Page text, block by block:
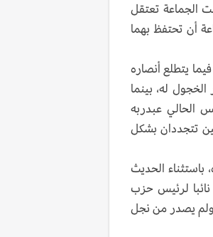
الجماعة تعتقل
أن تحتفظ بهما
يتطلع أنصاره
له، بينما
الحالي عبدربه
تتجددان بشكل
الحديث
لرئيس حزب
ولم يصدر من نجل